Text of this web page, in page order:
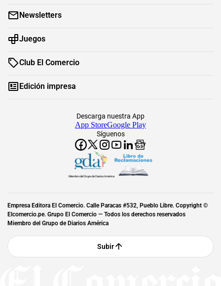
Newsletters
Juegos
Club El Comercio
Edición impresa
Síguenos
Descarga nuestra App
App StoreGoogle Play
Miembro del Grupo de Diarios América
Empresa Editora El Comercio. Calle Paracas #532, Pueblo Libre. Copyright ©
Elcomercio.pe. Grupo El Comercio — Todos los derechos reservados
Miembro del Grupo de Diarios América
Subir